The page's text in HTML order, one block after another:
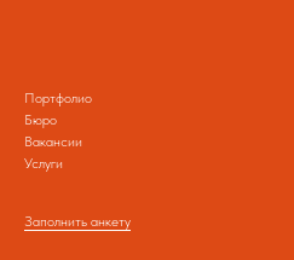
Портфолио
Бюро
Вакансии
Услуги
Заполнить анкету